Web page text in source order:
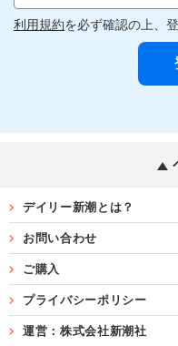
利用規約を必ず確認の上、
デイリー新潮とは？
お問い合わせ
ご購入
プライバシーポリシー
運営：株式会社新潮社